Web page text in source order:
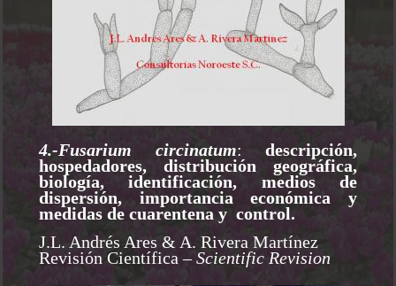
4.-Fusarium circinatum:
descripción,
hospedadores, distribución geográfica,
biología, identificación, medios de
dispersión, importancia económica y
medidas de cuarentena y control.
J.L. Andrés Ares & A. Rivera Martínez
Revisión Científica– Scientific Revision